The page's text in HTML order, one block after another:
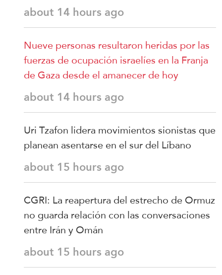
about 14 hours ago
Nueve personas resultaron heridas por las
fuerzas de ocupación israelíes en la Franja
de Gaza desde el amanecer de hoy
about 14 hours ago
Uri Tzafon lidera movimientos sionistas que
planean asentarse en el sur del Líbano
about 15 hours ago
CGRI: La reapertura del estrecho de Ormuz
no guarda relación con las conversaciones
entre Irán y Omán
about 15 hours ago